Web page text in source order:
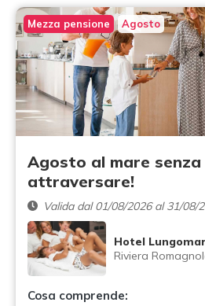
Mezza pensione Agosto
Agosto al mare
attraversare!
Valida dal 01/08/2026 al 31/08/
Hotel
Riviera
Cosa comprende: